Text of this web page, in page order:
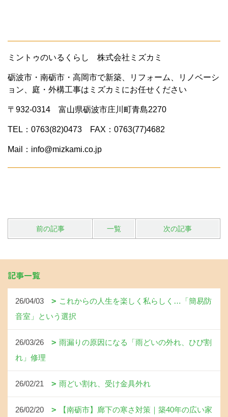
ミントゥのいるくらし 株式会社ミズカミ
砺波市・南砺市・高岡市で新築、リフォーム、リノベーシ
ョン、庭・外構工事はミズカミにお任せください
〒932-0314 富山県砺波市庄川町青島2270
TEL：0763(82)0473 FAX：0763(77)4682
Mail：info@mizkami.co.jp
前の記事 一覧 次の記事
記事一覧
26/04/03
これからの人生を楽しく私らしく…「簡易防
音室」という選択
26/03/26
雨漏りの原因になる「雨どいの外れ、ひび割
れ」修理
26/02/21 雨どい割れ、受け金具外れ
26/02/20
【南砺市】廊下の寒さ対策｜築40年の広い家